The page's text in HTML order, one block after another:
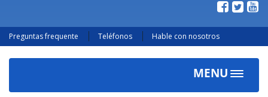
Preguntas frequente Teléfonos Hable con nosotros
MENU
Toggle